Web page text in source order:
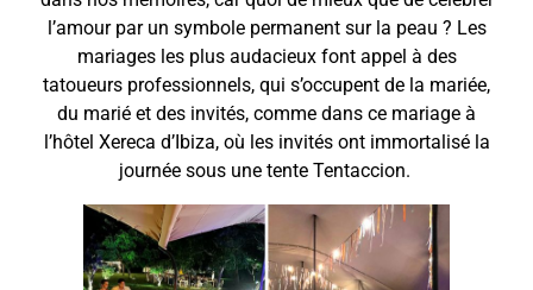
l’amour par un symbole permanent sur la peau ? Les
mariages les plus audacieux font appel à des
tatoueurs professionnels, qui s’occupent de la mariée,
du marié et des invités, comme dans ce mariage à
l’hôtel Xereca d’Ibiza, où les invités ont immortalisé la
journée sous une tente Tentaccion.